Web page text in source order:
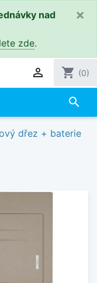
nad
zde.
×
 shopping_cart (0)
search
dřez + baterie